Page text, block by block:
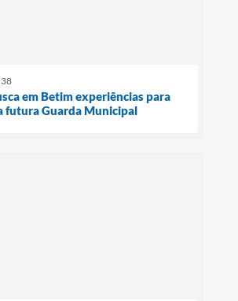
em Betim experiências para
futura Guarda Municipal